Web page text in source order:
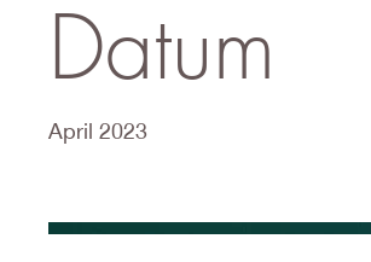
Datum
April 2023